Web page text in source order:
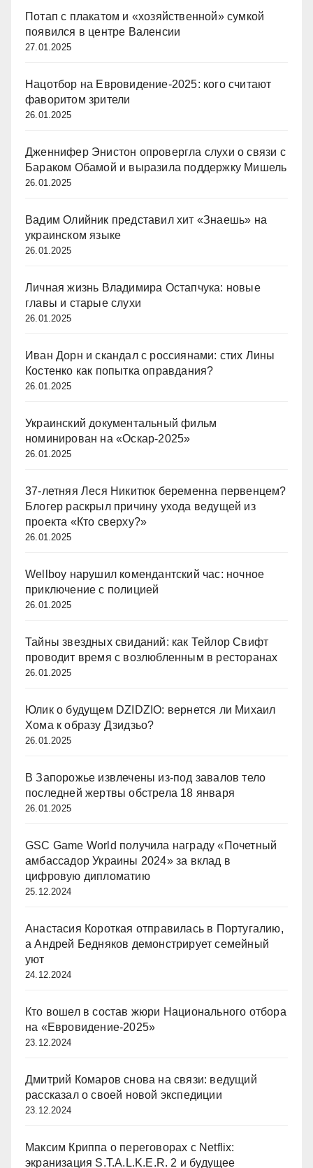
Потап с плакатом и «хозяйственной» сумкой
появился в центре Валенсии
27.01.2025
Нацотбор на Евровидение-2025: кого считают
фаворитом зрители
26.01.2025
Дженнифер Энистон опровергла слухи о связи с
Бараком Обамой и выразила поддержку Мишель
26.01.2025
Вадим Олийник представил хит «Знаешь» на
украинском языке
26.01.2025
Личная жизнь Владимира Остапчука: новые
главы и старые слухи
26.01.2025
Иван Дорн и скандал с россиянами: стих Лины
Костенко как попытка оправдания?
26.01.2025
Украинский документальный фильм
номинирован на «Оскар-2025»
26.01.2025
37-летняя Леся Никитюк беременна первенцем?
Блогер раскрыл причину ухода ведущей из
проекта «Кто сверху?»
26.01.2025
Wellboy нарушил комендантский час: ночное
приключение с полицией
26.01.2025
Тайны звездных свиданий: как Тейлор Свифт
проводит время с возлюбленным в ресторанах
26.01.2025
Юлик о будущем DZIDZIO: вернется ли Михаил
Хома к образу Дзидзьо?
26.01.2025
В Запорожье извлечены из-под завалов тело
последней жертвы обстрела 18 января
26.01.2025
GSC Game World получила награду «Почетный
амбассадор Украины 2024» за вклад в
цифровую дипломатию
25.12.2024
Анастасия Короткая отправилась в Португалию,
а Андрей Бедняков демонстрирует семейный
уют
24.12.2024
Кто вошел в состав жюри Национального отбора
на «Евровидение-2025»
23.12.2024
Дмитрий Комаров снова на связи: ведущий
рассказал о своей новой экспедиции
23.12.2024
Максим Криппа о переговорах с Netflix:
экранизация S.T.A.L.K.E.R. 2 и будущее